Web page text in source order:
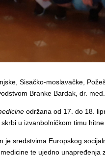
Sisačko-moslavačke,
Branke Bardak, dr.
održana od 17. do 18.
u izvanbolničkom timu
je sredstvima Europskog
te ujedno unapređenja